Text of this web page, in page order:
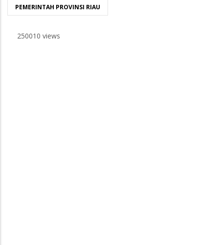
PEMERINTAH PROVINSI RIAU
250010 views